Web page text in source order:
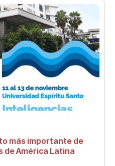
más importante de
de América Latina